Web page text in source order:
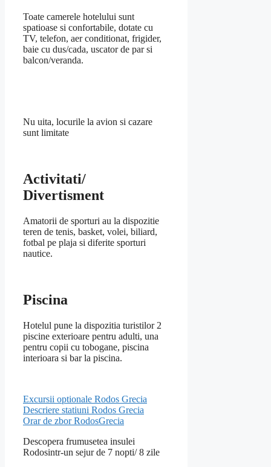
Toate camerele hotelului sunt
spatioase si confortabile, dotate cu
TV, telefon, aer conditionat, frigider,
baie cu dus/cada, uscator de par si
balcon/veranda.
Nu uita, locurile la avion si cazare
sunt limitate
Activitati/
Divertisment
Amatorii de sporturi au la dispozitie
teren de tenis, basket, volei, biliard,
fotbal pe plaja si diferite sporturi
nautice.
Piscina
Hotelul pune la dispozitia turistilor 2
piscine exterioare pentru adulti, una
pentru copii cu tobogane, piscina
interioara si bar la piscina.
Excursii optionale Rodos Grecia
Descriere statiuni Rodos Grecia
Orar de zbor RodosGrecia
Descopera frumusetea insulei
Rodosintr-un sejur de 7 nopti/ 8 zile